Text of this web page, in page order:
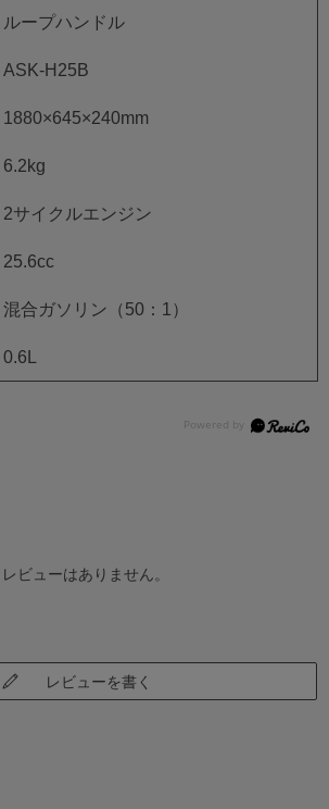
ループハンドル
ASK-H25B
1880×645×240mm
6.2kg
2サイクルエンジン
25.6cc
混合ガソリン（50：1）
0.6L
レビューはありません。
レビューを書く